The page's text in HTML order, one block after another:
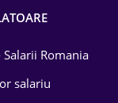
Salarii Romania
salariu